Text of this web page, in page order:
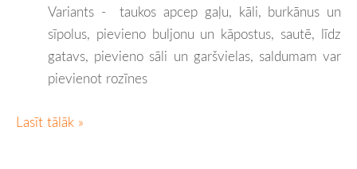
Variants - taukos apcep gaļu, kāli, burkānus un
sīpolus, pievieno buljonu un kāpostus, sautē, līdz
gatavs, pievieno sāli un garšvielas, saldumam var
pievienot rozīnes
Lasīt tālāk »